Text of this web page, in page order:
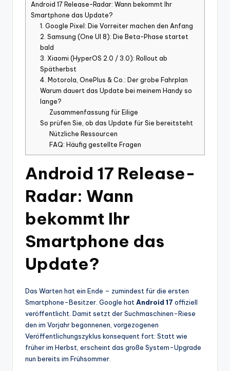
Android 17 Release-Radar: Wann bekommt Ihr
Smartphone das Update?
1. Google Pixel: Die Vorreiter machen den Anfang
2. Samsung (One UI 8): Die Beta-Phase startet
bald
3. Xiaomi (HyperOS 2.0 / 3.0): Rollout ab
Spätherbst
4. Motorola, OnePlus & Co.: Der grobe Fahrplan
Warum dauert das Update bei meinem Handy so
lange?
Zusammenfassung für Eilige
So prüfen Sie, ob das Update für Sie bereitsteht
Nützliche Ressourcen
FAQ: Häufig gestellte Fragen
Android 17 Release-
Radar: Wann
bekommt Ihr
Smartphone das
Update?
Das Warten hat ein Ende – zumindest für die ersten
Smartphone-Besitzer. Google hat Android 17 offiziell
veröffentlicht. Damit setzt der Suchmaschinen-Riese
den im Vorjahr begonnenen, vorgezogenen
Veröffentlichungszyklus konsequent fort: Statt wie
früher im Herbst, erscheint das große System-Upgrade
nun bereits im Frühsommer.